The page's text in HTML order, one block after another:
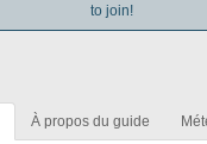
to join!
À propos du guide